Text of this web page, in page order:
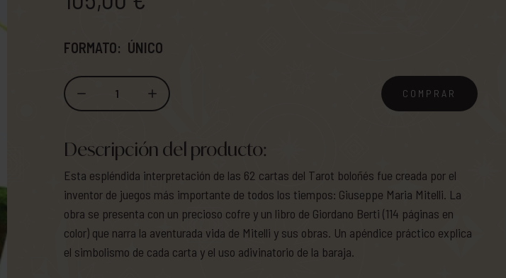
FORMATO: ÚNICO
1 COMPRAR
Descripción del producto:
Esta espléndida interpretación de las 62 cartas del Tarot boloñés fue creada por el
inventor de juegos más importante de todos los tiempos: Giuseppe Maria Mitelli. La
obra se presenta con un precioso cofre y un libro de Giordano Berti (114 páginas en
color) que narra la aventurada vida de Mitelli y sus obras. Un apéndice práctico explica
el simbolismo de cada carta y el uso adivinatorio de la baraja.